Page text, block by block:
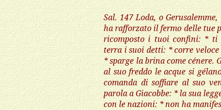
Sal. 147 Loda, o
ha rafforzato il fermo delle tue
ricomposto i tuoi confini: * ti
terra i suoi detti: * corre veloce
* sparge la brina come cénere.
al suo freddo le acque si
comanda di soffiare al suo
parola a Giacobbe: * la sua
con le nazioni: * non ha